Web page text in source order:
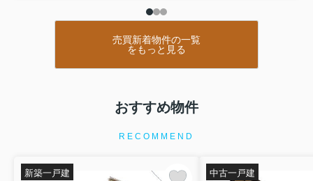
売買新着物件の一覧
をもっと見る
おすすめ物件
RECOMMEND
新築一戸建 中古一戸建